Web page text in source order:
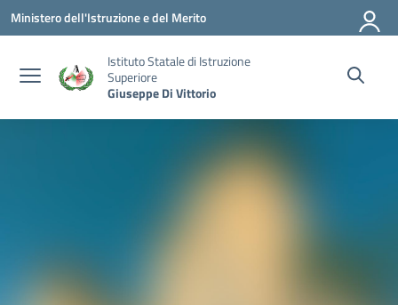
Vai ai contenuti
Vai al menu di navigazione
Vai al footer
Ministero dell'Istruzione e del Merito
Istituto Statale di Istruzione
Superiore
Giuseppe Di Vittorio